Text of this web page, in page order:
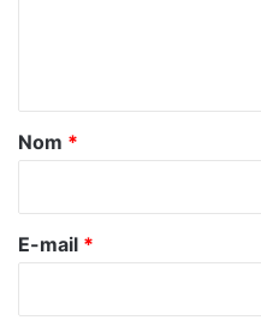
a
e
Nom *
E-mail *